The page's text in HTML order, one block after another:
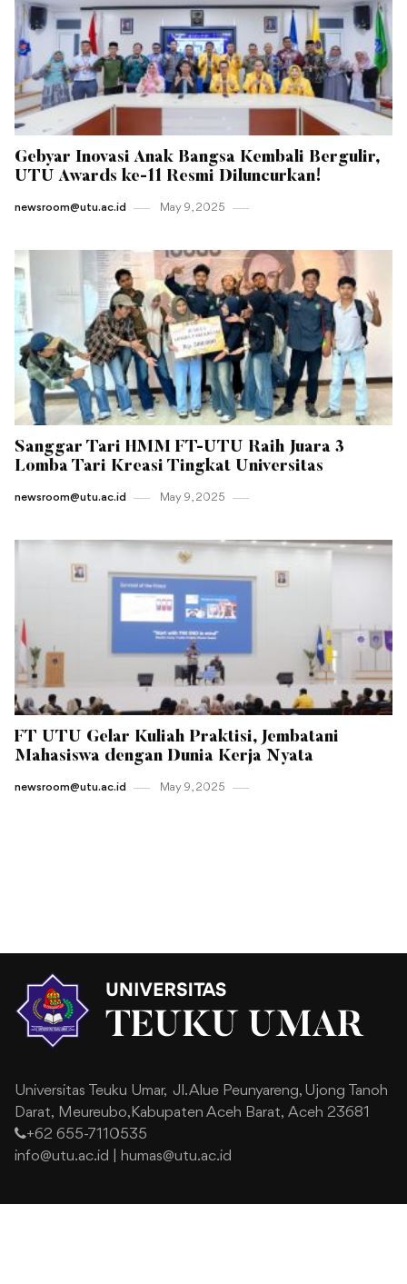
Gebyar Inovasi Anak Bangsa Kembali Bergulir,
UTU Awards ke-11 Resmi Diluncurkan!
newsroom@utu.ac.id May 9 , 2025
Sanggar Tari HMM FT-UTU Raih Juara 3
Lomba Tari Kreasi Tingkat Universitas
newsroom@utu.ac.id May 9 , 2025
FT UTU Gelar Kuliah Praktisi, Jembatani
Mahasiswa dengan Dunia Kerja Nyata
newsroom@utu.ac.id May 9 , 2025
Universitas Teuku Umar, Jl. Alue Peunyareng, Ujong Tanoh
Darat, Meureubo,Kabupaten Aceh Barat, Aceh 23681
+62 655-7110535
info@utu.ac.id
humas@utu.ac.id